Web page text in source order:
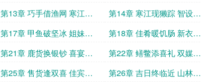
豚
登门
第13章 巧手借渔网 寒江谋
新财
第14章 寒江现獭踪 智设连
环套
第17章 甲鱼破坚冰 姐妹终
团圆
第18章 佳肴暖饥肠 新衣慰
凄惶
第21章 鹿货换银钞 喜宴遇
故交
第22章 鳝鳖添喜礼 双媒定
佳期
第25章 售货逢双喜 佳宾添
第26章 吉日终临近 山林再